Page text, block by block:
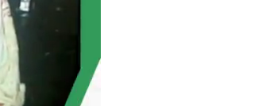
「90%は失敗する。でも…」本田圭佑が初めて明か
日本生まれのK-POPアイドルたち